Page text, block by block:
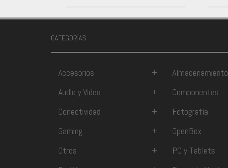
CATEGORÍAS
Accesorios + Almacenamiento
Audio y Video
+ Componentes
Conectividad
+ Fotografía
Gaming
+
OpenBox
Otros
+ PC y Tablets